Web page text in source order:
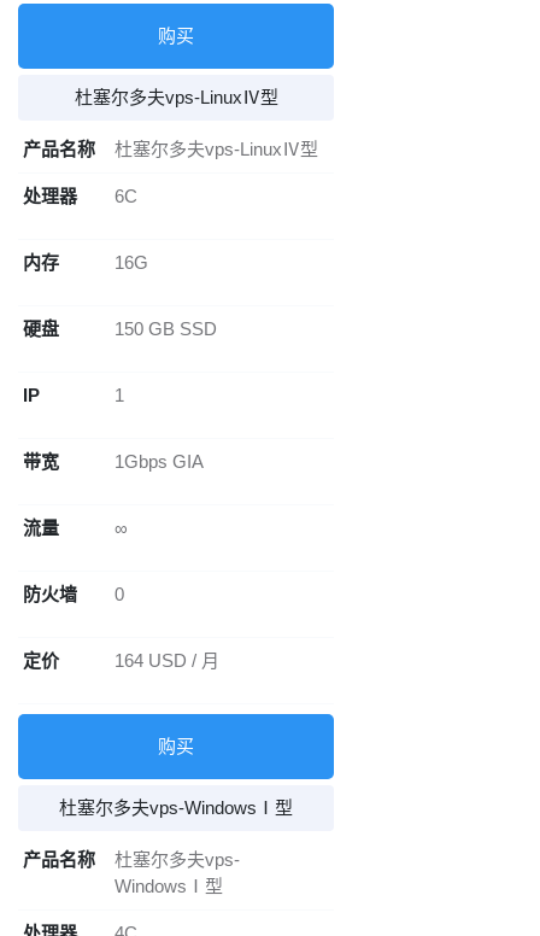
购买
杜塞尔多夫vps-LinuxⅣ型
产品名称 杜塞尔多夫vps-LinuxⅣ型
处理器 6C
内存 16G
硬盘 150 GB SSD
IP 1
带宽 1Gbps GIA
流量 ∞
防火墙 0
定价 164 USD / 月
购买
杜塞尔多夫vps-WindowsⅠ型
产品名称
杜塞尔多夫vps-
WindowsⅠ型